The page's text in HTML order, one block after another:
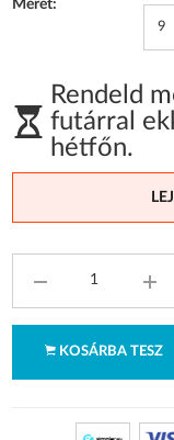
Méret:
9
Rendeld
futárral
hétfőn.
KOSÁRBA TESZ